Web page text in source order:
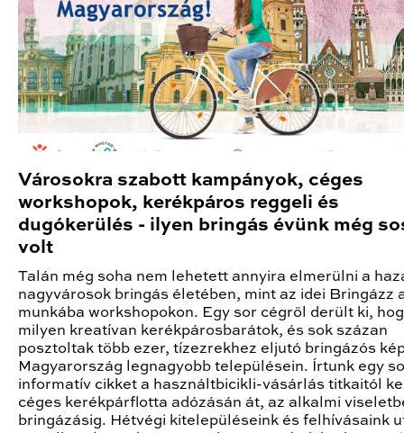
Városokra szabott kampányok, céges
workshopok, kerékpáros reggeli és
dugókerülés - ilyen bringás évünk még
volt
Talán még soha nem lehetett annyira elmerülni a
nagyvárosok bringás életében, mint az idei Bringázz
munkába workshopokon. Egy sor cégről derült ki,
milyen kreatívan kerékpárosbarátok, és sok százan
posztoltak több ezer, tízezrekhez eljutó bringázós
Magyarország legnagyobb településein. Írtunk egy
informatív cikket a használtbicikli-vásárlás titkaitól
céges kerékpárflotta adózásán át, az alkalmi
bringázásig. Hétvégi kitelepüléseink és felhívásaink